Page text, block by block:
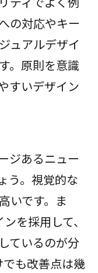
の対応やキー
ュアルデザイ
。原則を意識
すいデザイン
ジあるニュー
う。視覚的な
いです。ま
を採用して、
ているのが分
も改善点は幾